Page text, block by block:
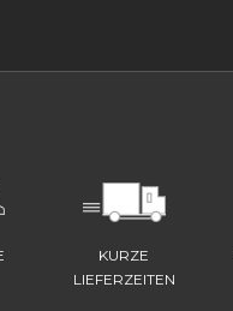
KURZE
LIEFERZEITEN